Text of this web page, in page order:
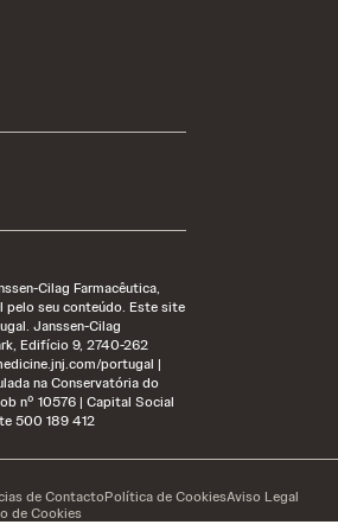
Cilag Farmacêutica,
pelo seu conteúdo. Este site
Janssen-Cilag
Edifício 9, 2740-262
portugal |
na Conservatória do
nº 10576 | Capital Social
500 189 412
de ContactoPolítica de CookiesAviso Legal
de Cookies